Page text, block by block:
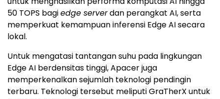
50 TOPS bagiedge serverdan perangkat AI, serta
memperkuat kemampuan inferensi Edge AI secara
lokal.
Untuk mengatasi tantangan suhu pada lingkungan
Edge AI berdensitas tinggi, Apacer juga
memperkenalkan sejumlah teknologi pendingin
terbaru. Teknologi tersebut meliputi GraTherX untuk